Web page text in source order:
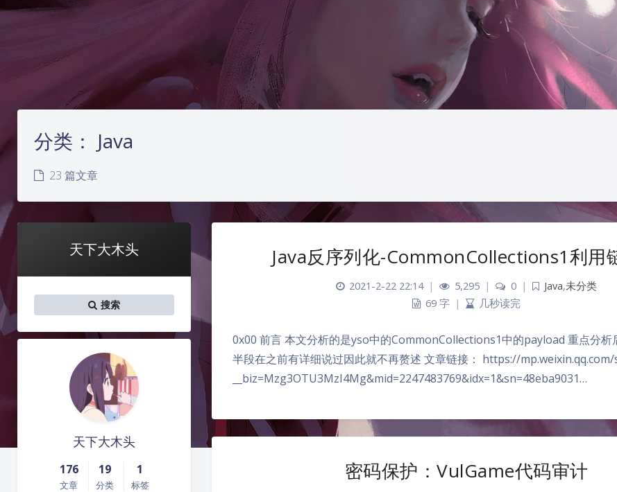
分类： Java
23 篇文章
天下大木头
搜索
天下大木头
176
文章
19
分类
1
标签
Java反序列化-CommonCollections1利用
2021-2-22 22:14 | 5,295 | 0 | Java,未分类
69 字 | 几秒读完
0x00 前言 本文分析的是yso中的CommonCollections1中的payload 重点分析
半段在之前有详细说过因此就不再赘述 文章链接： https://mp.weixin.qq.com/
__biz=Mzg3OTU3MzI4Mg&mid=2247483769&idx=1&sn=48eba9031…
密码保护：VulGame代码审计